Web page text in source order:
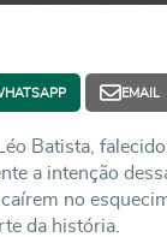
EMAIL
Batista,
a intenção
no
da história.